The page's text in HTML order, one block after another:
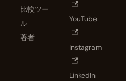
比較ツー
ル
著者
YouTube
Instagram
LinkedIn